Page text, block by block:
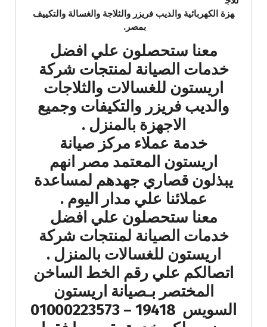
هزة الكهربائية والديب فريزر والثلاجة والغسالة والتكييف
بمصر.
معنا ستحصلون علي افضل
خدمات الصيانة لمنتجات شركة
اريستون للغسالات والثلاجات
والديب فريزر والتكيفات وجميع
الاجهزة بالمنزل .
خدمة عملاء مركز صيانة
اريستون المعتمد مصر انهم
يبذلون قصاري جهدهم لمساعدة
عملائنا علي مدار اليوم .
معنا ستحصلون علي افضل
خدمات الصيانة لمنتجات شركة
اريستون للغسالات بالمنزل .
اتصالكم علي رقم الخط الساخن
المختصر بـصيانة اريستون
السويس 19418 – 01000223573